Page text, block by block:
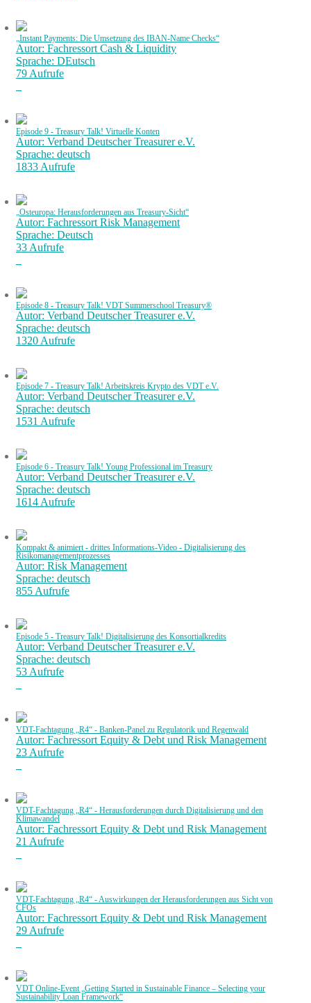
„Instant Payments: Die Umsetzung des IBAN-Name Checks“
Autor: Fachressort Cash & Liquidity
Sprache: DEutsch
79 Aufrufe
Episode 9 - Treasury Talk! Virtuelle Konten
Autor: Verband Deutscher Treasurer e.V.
Sprache: deutsch
1833 Aufrufe
„Osteuropa: Herausforderungen aus Treasury-Sicht“
Autor: Fachressort Risk Management
Sprache: Deutsch
33 Aufrufe
Episode 8 - Treasury Talk! VDT Summerschool Treasury®
Autor: Verband Deutscher Treasurer e.V.
Sprache: deutsch
1320 Aufrufe
Episode 7 - Treasury Talk! Arbeitskreis Krypto des VDT e.V.
Autor: Verband Deutscher Treasurer e.V.
Sprache: deutsch
1531 Aufrufe
Episode 6 - Treasury Talk! Young Professional im Treasury
Autor: Verband Deutscher Treasurer e.V.
Sprache: deutsch
1614 Aufrufe
Kompakt & animiert - drittes Informations-Video - Digitalisierung des
Risikomanagementprozesses
Autor: Risk Management
Sprache: deutsch
855 Aufrufe
Episode 5 - Treasury Talk! Digitalisierung des Konsortialkredits
Autor: Verband Deutscher Treasurer e.V.
Sprache: deutsch
53 Aufrufe
VDT-Fachtagung „R4“ - Banken-Panel zu Regulatorik und Regenwald
Autor: Fachressort Equity & Debt und Risk Management
23 Aufrufe
VDT-Fachtagung „R4“ - Herausforderungen durch Digitalisierung und den
Klimawandel
Autor: Fachressort Equity & Debt und Risk Management
21 Aufrufe
VDT-Fachtagung „R4“ - Auswirkungen der Herausforderungen aus Sicht von
CFOs
Autor: Fachressort Equity & Debt und Risk Management
29 Aufrufe
VDT Online-Event „Getting Started in Sustainable Finance – Selecting your
Sustainability Loan Framework“